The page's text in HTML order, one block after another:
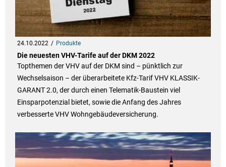
24.10.2022 Produkte
Die neuesten VHV-Tarife auf der DKM 2022
Topthemen der VHV auf der DKM sind – pünktlich zur
Wechselsaison – der überarbeitete Kfz-Tarif VHV KLASSIK-
GARANT 2.0, der durch einen Telematik-Baustein viel
Einsparpotenzial bietet, sowie die Anfang des Jahres
verbesserte VHV Wohngebäudeversicherung.